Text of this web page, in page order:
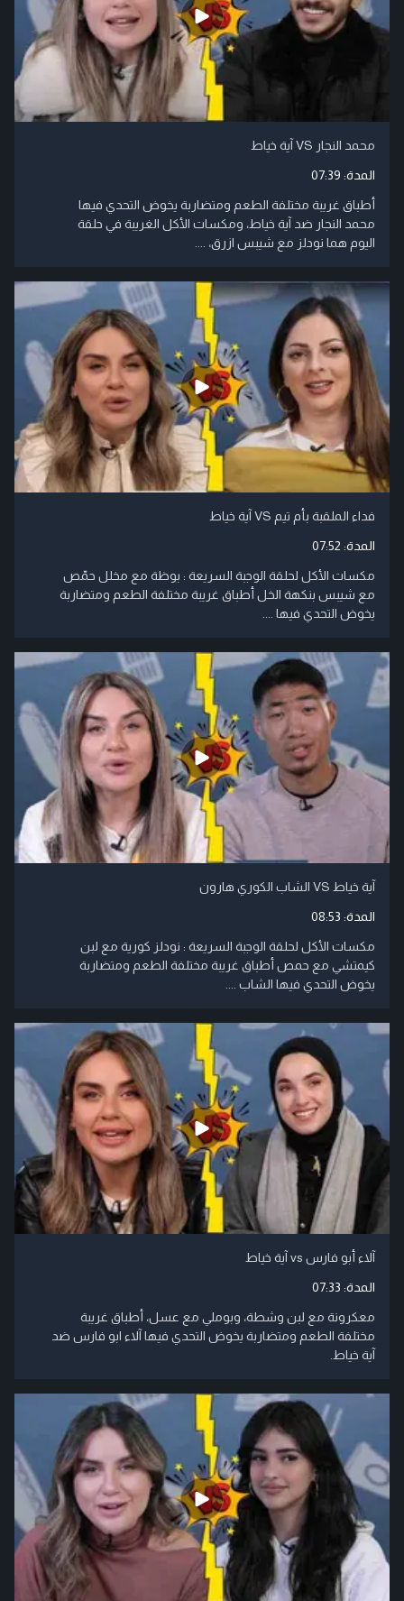
محمد النجار VS آية خياط
المدة: 07:39
أطباق غريبة مختلفة الطعم ومتضاربة يخوض التحدي فيها
محمد النجار ضد آية خياط، ومكسات الأكل الغريبة في حلقة
اليوم هما نودلز مع شيبس ازرق، ....
فداء الملقبة بأم تيم VS آية خياط
المدة: 07:52
مكسات الأكل لحلقة الوجبة السريعة : بوظة مع مخلل حمّص
مع شيبس بنكهة الخل أطباق غريبة مختلفة الطعم ومتضاربة
يخوض التحدي فيها ....
آية خياط VS الشاب الكوري هارون
المدة: 08:53
مكسات الأكل لحلقة الوجبة السريعة : نودلز كورية مع لبن
كيمتشي مع حمص أطباق غريبة مختلفة الطعم ومتضاربة
يخوض التحدي فيها الشاب ....
آلاء أبو فارس vs آية خياط
المدة: 07:33
معكرونة مع لبن وشطة، وبوملي مع عسل، أطباق غريبة
مختلفة الطعم ومتضاربة يخوض التحدي فيها آلاء ابو فارس ضد
آية خياط.